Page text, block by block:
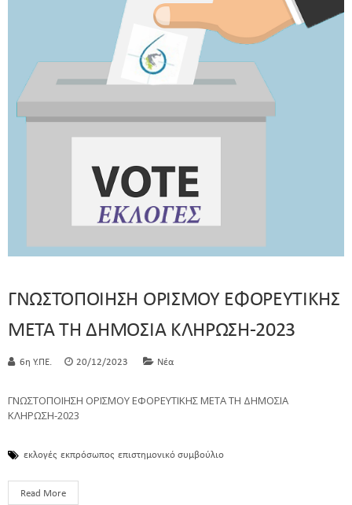
ΓΝΩΣΤΟΠΟΙΗΣΗ ΟΡΙΣΜΟΥ ΕΦΟΡΕΥΤΙΚΗΣ
ΜΕΤΑ ΤΗ ΔΗΜΟΣΙΑ ΚΛΗΡΩΣΗ-2023
6η Υ.ΠΕ. 20/12/2023 Νέα
ΓΝΩΣΤΟΠΟΙΗΣΗ ΟΡΙΣΜΟΥ ΕΦΟΡΕΥΤΙΚΗΣ ΜΕΤΑ ΤΗ ΔΗΜΟΣΙΑ
ΚΛΗΡΩΣΗ-2023
εκλογές εκπρόσωπος επιστημονικό συμβούλιο
Read More